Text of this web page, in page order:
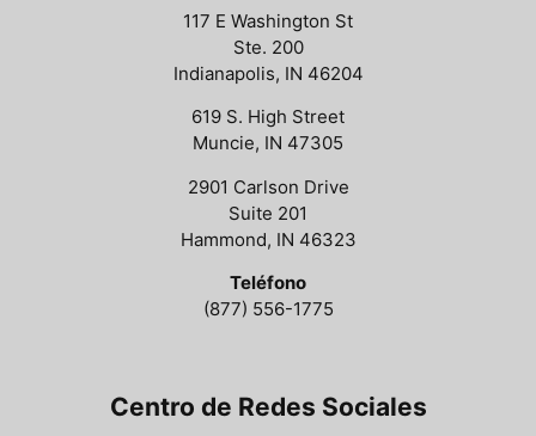
117 E Washington St
Ste. 200
Indianapolis, IN 46204
619 S. High Street
Muncie, IN 47305
2901 Carlson Drive
Suite 201
Hammond, IN 46323
Teléfono
(877) 556-1775
Centro de Redes Sociales